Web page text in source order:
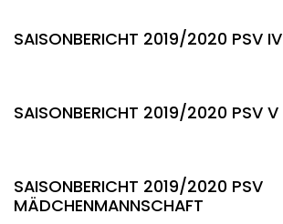
SAISONBERICHT 2019/2020 PSV IV
SAISONBERICHT 2019/2020 PSV V
SAISONBERICHT 2019/2020 PSV
MÄDCHENMANNSCHAFT